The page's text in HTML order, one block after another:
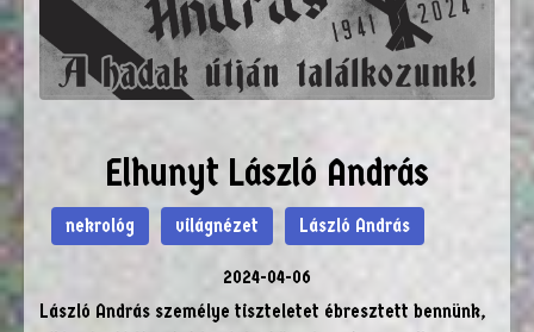
Elhunyt László András
nekrológ világnézet László András
2024-04-06
László András személye tiszteletet ébresztett bennünk,